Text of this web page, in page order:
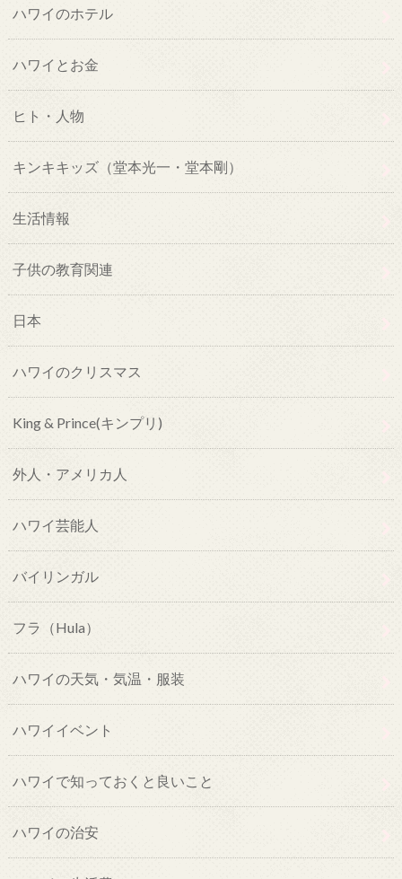
ハワイのホテル
ハワイとお金
ヒト・人物
キンキキッズ（堂本光一・堂本剛）
生活情報
子供の教育関連
日本
ハワイのクリスマス
King & Prince(キンプリ)
外人・アメリカ人
ハワイ芸能人
バイリンガル
フラ（Hula）
ハワイの天気・気温・服装
ハワイイベント
ハワイで知っておくと良いこと
ハワイの治安